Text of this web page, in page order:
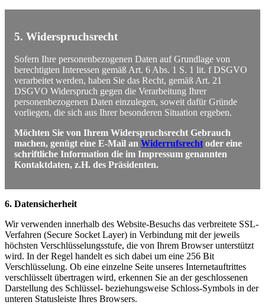
5. Widerspruchsrecht
Sofern Ihre personenbezogenen Daten auf Grundlage von
berechtigten Interessen gemäß Art. 6 Abs. 1 S. 1 lit. f DSGVO
verarbeitet werden, haben Sie das Recht, gemäß Art. 21
DSGVO Widerspruch gegen die Verarbeitung Ihrer
personenbezogenen Daten einzulegen, soweit dafür Gründe
vorliegen, die sich aus Ihrer besonderen Situation ergeben.
Möchten Sie von Ihrem Widerspruchsrecht Gebrauch
machen, genügt eine E-Mail an Widerrufsrecht oder eine
schriftliche Information die im Impressum genannten
Kontaktdaten, z.H. des Präsidenten.
6. Datensicherheit
Wir verwenden innerhalb des Website-Besuchs das verbreitete SSL-
Verfahren (Secure Socket Layer) in Verbindung mit der jeweils
höchsten Verschlüsselungsstufe, die von Ihrem Browser unterstützt
wird. In der Regel handelt es sich dabei um eine 256 Bit
Verschlüsselung. Ob eine einzelne Seite unseres Internetauftrittes
verschlüsselt übertragen wird, erkennen Sie an der geschlossenen
Darstellung des Schlüssel- beziehungsweise Schloss-Symbols in der
unteren Statusleiste Ihres Browsers.